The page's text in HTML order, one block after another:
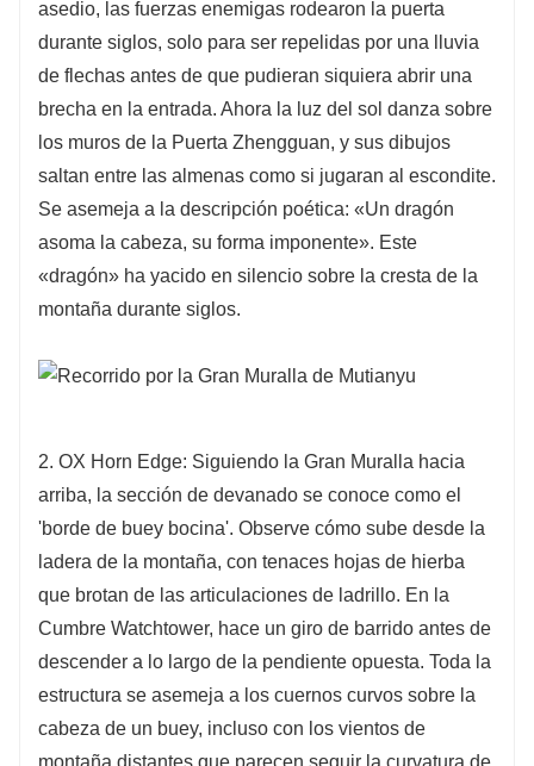
asedio, las fuerzas enemigas rodearon la puerta
durante siglos, solo para ser repelidas por una lluvia
de flechas antes de que pudieran siquiera abrir una
brecha en la entrada. Ahora la luz del sol danza sobre
los muros de la Puerta Zhengguan, y sus dibujos
saltan entre las almenas como si jugaran al escondite.
Se asemeja a la descripción poética: «Un dragón
asoma la cabeza, su forma imponente». Este
«dragón» ha yacido en silencio sobre la cresta de la
montaña durante siglos.
2. OX Horn Edge: Siguiendo la Gran Muralla hacia
arriba, la sección de devanado se conoce como el
'borde de buey bocina'. Observe cómo sube desde la
ladera de la montaña, con tenaces hojas de hierba
que brotan de las articulaciones de ladrillo. En la
Cumbre Watchtower, hace un giro de barrido antes de
descender a lo largo de la pendiente opuesta. Toda la
estructura se asemeja a los cuernos curvos sobre la
cabeza de un buey, incluso con los vientos de